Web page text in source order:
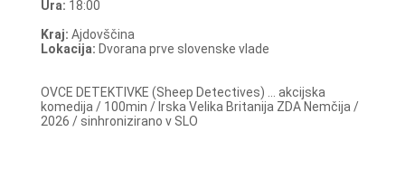
Ura: 18:00
Kraj: Ajdovščina
Lokacija: Dvorana prve slovenske vlade
OVCE DETEKTIVKE (Sheep Detectives) ... akcijska
komedija / 100min / Irska Velika Britanija ZDA Nemčija /
2026 / sinhronizirano v SLO